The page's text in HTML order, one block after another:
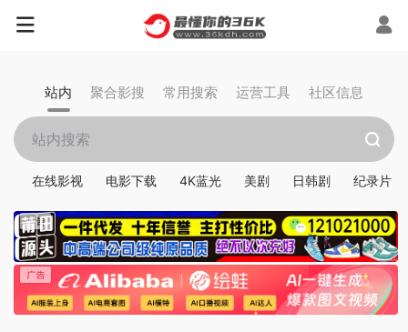
站内 聚合影搜 常用搜索 运营工具 社区信息
在线影视 电影下载 4K蓝光 美剧 日韩剧 纪录片